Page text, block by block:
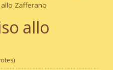
Zafferano
allo